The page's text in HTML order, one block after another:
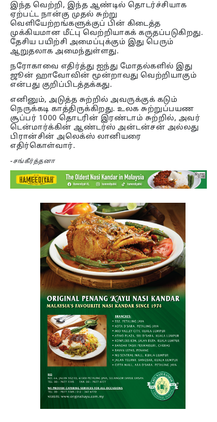
இந்த வெற்றி, இந்த ஆண்டில் தொடர்ச்சியாக
ஏற்பட்ட நான்கு முதல் சுற்று
வெளியேற்றங்களுக்குப் பின் கிடைத்த
முக்கியமான மீட்பு வெற்றியாகக் கருதப்படுகிறது.
தேசிய பயிற்சி அமைப்புக்கும் இது பெரும்
ஆறுதலாக அமைந்துள்ளது.
நரோகாவை எதிர்த்து ஐந்து மோதல்களில் இது
ஜூன் ஹாவோவின் மூன்றாவது வெற்றியாகும்
என்பது குறிப்பிடத்தக்கது.
எனினும், அடுத்த சுற்றில் அவருக்குக் கடும்
நெருக்கடி காத்திருக்கிறது. உலக சுற்றுப்பயண
சூப்பர் 1000 தொடரின் இரண்டாம் சுற்றில், அவர்
டென்மார்க்கின் ஆண்டர்ஸ் அன்டன்சன் அல்லது
பிரான்சின் அலெக்ஸ் லானியரை
எதிர்கொள்வார்.
-சங்கீர்த்தனா